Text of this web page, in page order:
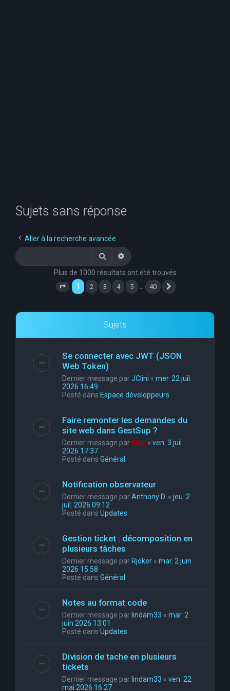
Sujets sans réponse
Aller à la recherche avancée
RechercherRecherche avancée
Plus de 1000 résultats ont été trouvés
Page 1 sur 40
1 2 3 4 5 … 40
Sujets
Se connecter avec JWT (JSON
Web Token)
Dernier message parJClini « mer. 22 juil.
2026 16:49
Posté dans Espace développeurs
Faire remonter les demandes du
site web dans GestSup ?
Dernier message par Flox « ven. 3 juil.
2026 17:37
Posté dans Général
Notification observateur
Dernier message parAnthony D. « jeu. 2
juil. 2026 09:12
Posté dans Updates
Gestion ticket : décomposition en
plusieurs tâches
Dernier message par Rjoker « mar. 2 juin
2026 15:58
Posté dans Général
Notes au format code
Dernier message par lindam33 « mar. 2
juin 2026 13:01
Posté dans Updates
Division de tache en plusieurs
tickets
Dernier message par lindam33 « ven. 22
mai 2026 16:27